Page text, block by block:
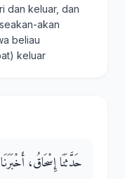
dan keluar, dan
akan
beliau
keluar
حَدَّثَنَا إِسْحَاقُ،